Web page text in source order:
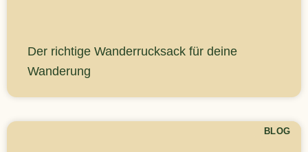
Der richtige Wanderrucksack für deine
Wanderung
BLOG